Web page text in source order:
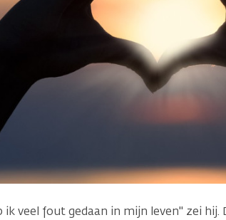
veel fout gedaan in mijn leven" zei hij.